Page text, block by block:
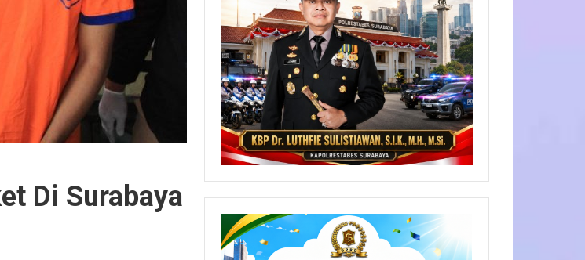
Di Surabaya